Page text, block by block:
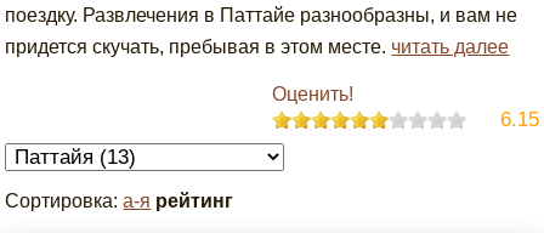
поездку. Развлечения в Паттайе разнообразны, и вам не
придется скучать, пребывая в этом месте. читать далее
Оценить!
6.15
Сортировка:а-я рейтинг